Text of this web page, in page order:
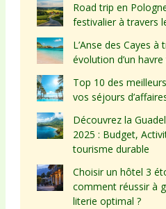
Road trip en
festivalier à travers
L’Anse des Cayes à
évolution d’un
Top 10 des
vos séjours
Découvrez la
2025 : Budget,
tourisme durable
Choisir un hôtel 3
comment réussir à
literie optimal ?